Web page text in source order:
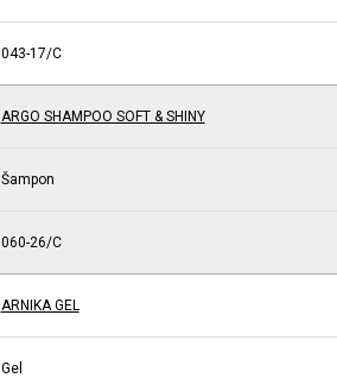
043-17/C
ARGO SHAMPOO SOFT & SHINY
Šampon
060-26/C
ARNIKA GEL
Gel